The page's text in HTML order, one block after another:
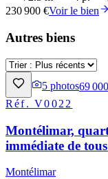
230 900 €Voir le bien
Autres biens
5 photos69
Réf.V0022
Montélimar,
immédiate de
Montélimar